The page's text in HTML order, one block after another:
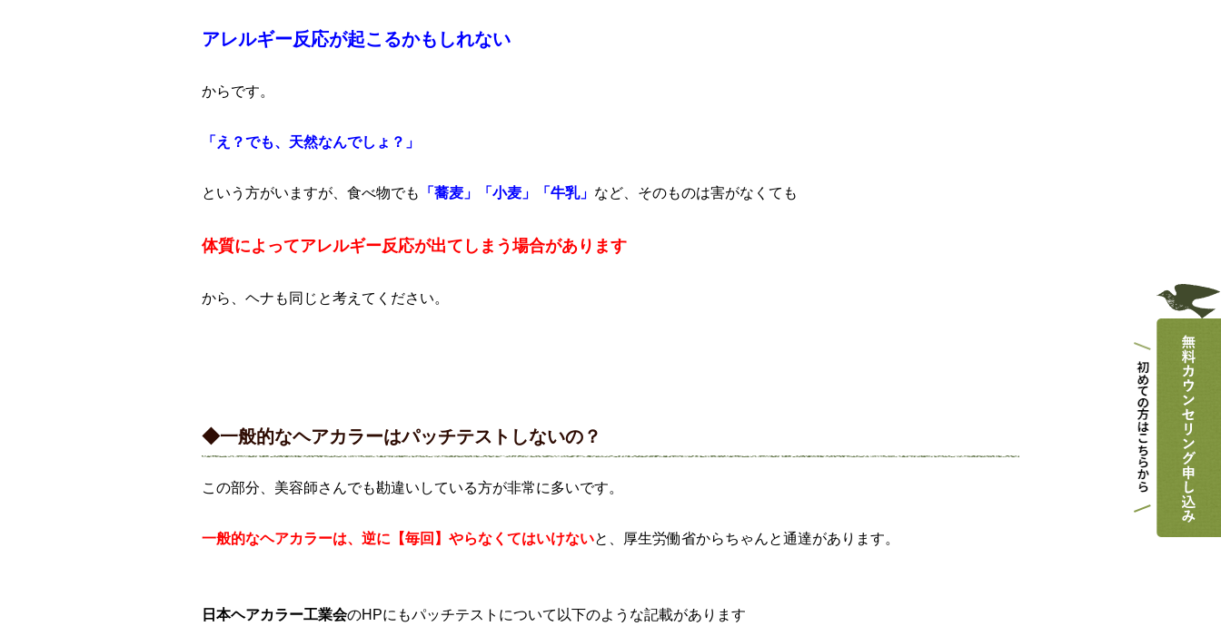
アレルギー反応が起こるかもしれない
からです。
「え？でも、天然なんでしょ？」
という方がいますが、食べ物でも 「蕎麦」「小麦」「牛乳」 など、そのものは害がなくても
体質によってアレルギー反応が出てしまう場合があります
から、ヘナも同じと考えてください。
◆一般的なヘアカラーはパッチテストしないの？
この部分、美容師さんでも勘違いしている方が非常に多いです。
一般的なヘアカラーは、逆に【毎回】やらなくてはいけないと、厚生労働省からちゃんと通達があります。
日本ヘアカラー工業会のHPにもパッチテストについて以下のような記載があります